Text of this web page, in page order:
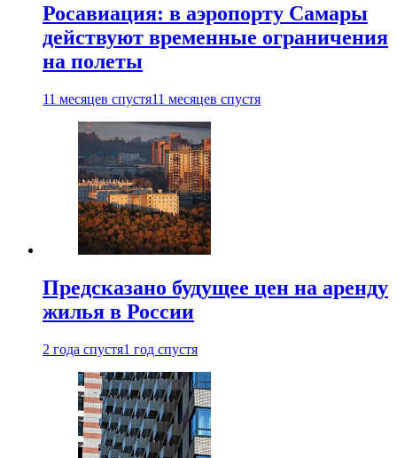
Росавиация: в аэропорту Самары
действуют временные ограничения
на полеты
11 месяцев спустя11 месяцев спустя
Предсказано будущее цен на аренду
жилья в России
2 года спустя1 год спустя